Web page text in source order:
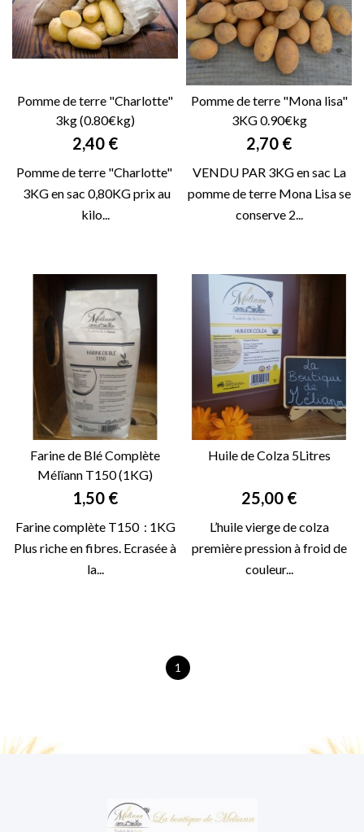
Pomme de terre "Charlotte"
3kg (0.80€kg)
Prix
2,40 €
Pomme de terre "Charlotte"
3KG en sac 0,80KG prix au
kilo...
Pomme de terre "Mona lisa"
3KG 0.90€kg
Prix
2,70 €
VENDU PAR 3KG en sac La
pomme de terre Mona Lisa se
conserve 2...
Farine de Blé Complète
Mélïann T150 (1KG)
Prix
1,50 €
Farine complète T150 : 1KG
Plus riche en fibres. Ecrasée à
la...
Huile de Colza 5Litres
Prix
25,00 €
L’huile vierge de colza
première pression à froid de
couleur...
1